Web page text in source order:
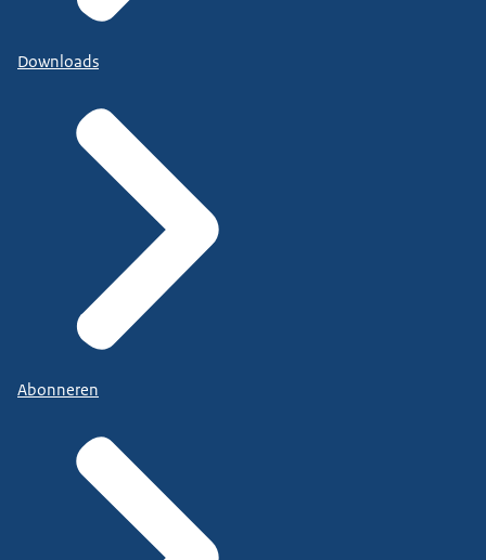
Downloads
Abonneren